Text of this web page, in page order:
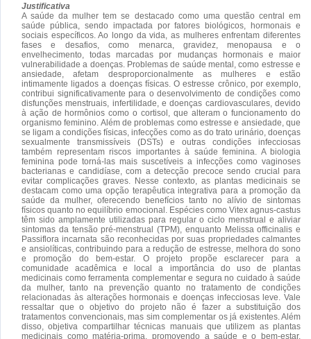
Justificativa
A saúde da mulher tem se destacado como uma questão central em
saúde pública, sendo impactada por fatores biológicos, hormonais e
sociais específicos. Ao longo da vida, as mulheres enfrentam diferentes
fases e desafios, como menarca, gravidez, menopausa e o
envelhecimento, todas marcadas por mudanças hormonais e maior
vulnerabilidade a doenças. Problemas de saúde mental, como estresse e
ansiedade, afetam desproporcionalmente as mulheres e estão
intimamente ligados a doenças físicas. O estresse crônico, por exemplo,
contribui significativamente para o desenvolvimento de condições como
disfunções menstruais, infertilidade, e doenças cardiovasculares, devido
à ação de hormônios como o cortisol, que alteram o funcionamento do
organismo feminino. Além de problemas como estresse e ansiedade, que
se ligam a condições físicas, infecções como as do trato urinário, doenças
sexualmente transmissíveis (DSTs) e outras condições infecciosas
também representam riscos importantes à saúde feminina. A biologia
feminina pode torná-las mais suscetíveis a infecções como vaginoses
bacterianas e candidíase, com a detecção precoce sendo crucial para
evitar complicações graves. Nesse contexto, as plantas medicinais se
destacam como uma opção terapêutica integrativa para a promoção da
saúde da mulher, oferecendo benefícios tanto no alívio de sintomas
físicos quanto no equilíbrio emocional. Espécies como Vitex agnus-castus
têm sido amplamente utilizadas para regular o ciclo menstrual e aliviar
sintomas da tensão pré-menstrual (TPM), enquanto Melissa officinalis e
Passiflora incarnata são reconhecidas por suas propriedades calmantes
e ansiolíticas, contribuindo para a redução de estresse, melhora do sono
e promoção do bem-estar. O projeto propõe esclarecer para a
comunidade acadêmica e local a importância do uso de plantas
medicinais como ferramenta complementar e segura no cuidado à saúde
da mulher, tanto na prevenção quanto no tratamento de condições
relacionadas às alterações hormonais e doenças infecciosas leve. Vale
ressaltar que o objetivo do projeto não é fazer a substituição dos
tratamentos convencionais, mas sim complementar os já existentes. Além
disso, objetiva compartilhar técnicas manuais que utilizem as plantas
medicinais como matéria-prima, promovendo a saúde e o bem-estar,